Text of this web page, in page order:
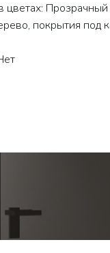
цветах: Прозрачный
покрытия под